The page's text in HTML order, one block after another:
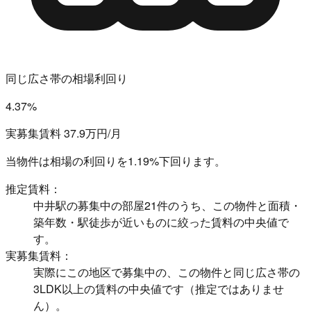
同じ広さ帯の相場利回り
4.37%
実募集賃料 37.9万円/月
当物件は相場の利回りを1.19%下回ります。
推定賃料：
中井駅の募集中の部屋21件のうち、この物件と面積・
築年数・駅徒歩が近いものに絞った賃料の中央値で
す。
実募集賃料：
実際にこの地区で募集中の、この物件と同じ広さ帯の
3LDK以上の賃料の中央値です（推定ではありませ
ん）。